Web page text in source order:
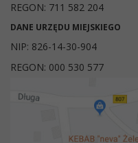
REGON: 711 582 204
DANE URZĘDU MIEJSKIEGO
NIP: 826-14-30-904
REGON: 000 530 577